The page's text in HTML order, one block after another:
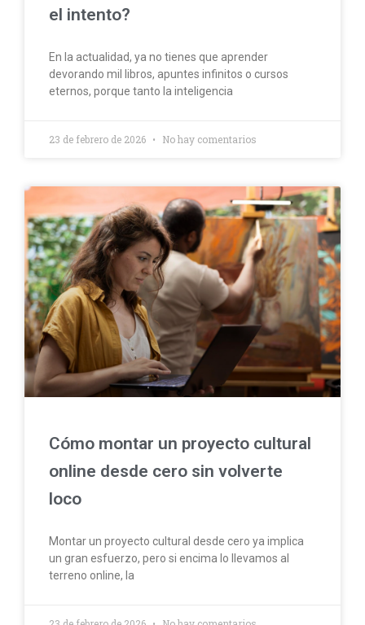
el intento?
En la actualidad, ya no tienes que aprender
devorando mil libros, apuntes infinitos o cursos
eternos, porque tanto la inteligencia
23 de febrero de 2026 No hay comentarios
Cómo montar un proyecto cultural
online desde cero sin volverte
loco
Montar un proyecto cultural desde cero ya implica
un gran esfuerzo, pero si encima lo llevamos al
terreno online, la